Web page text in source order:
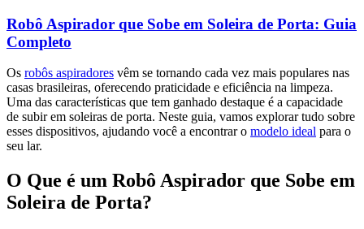
Robô Aspirador que Sobe em Soleira de Porta: Guia
Completo
Os robôs aspiradores vêm se tornando cada vez mais populares nas
casas brasileiras, oferecendo praticidade e eficiência na limpeza.
Uma das características que tem ganhado destaque é a capacidade
de subir em soleiras de porta. Neste guia, vamos explorar tudo sobre
esses dispositivos, ajudando você a encontrar o modelo ideal para o
seu lar.
O Que é um Robô Aspirador que Sobe em
Soleira de Porta?